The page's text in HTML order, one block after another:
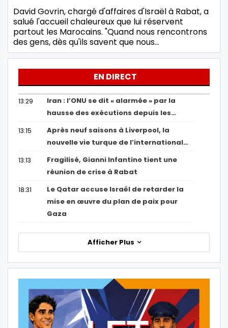
David Govrin, chargé d'affaires d'Israël à Rabat, a
salué l'accueil chaleureux que lui réservent
partout les Marocains. "Quand nous rencontrons
des gens, dès qu'ils savent que nous…
EN DIRECT
13:29
Iran : l’ONU se dit « alarmée » par la
hausse des exécutions depuis les…
13:15
Après neuf saisons à Liverpool, la
nouvelle vie turque de l’international…
13:13
Fragilisé, Gianni Infantino tient une
réunion de crise à Rabat
18:31
Le Qatar accuse Israël de retarder la
mise en œuvre du plan de paix pour
Gaza
Afficher Plus